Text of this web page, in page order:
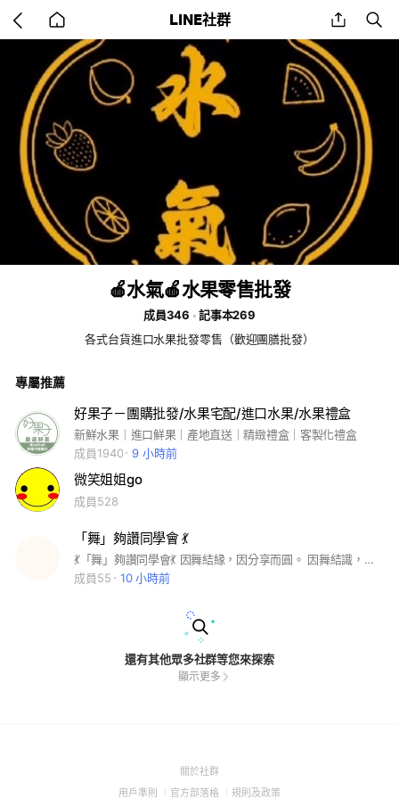
back
to
home
LINE社群 share
🍎水氣🍎水果零售批發
成員346
記事本269
各式台貨進口水果批發零售（歡迎團膳批發）
專屬推薦
好果子－團購批發/水果宅配/進口水果/水果禮盒
新鮮水果｜進口鮮果｜產地直送｜精緻禮盒｜客製化禮盒
成員1940
9 小時前
微笑姐姐go
成員528
「舞」夠讚同學會 💃
💃「舞」夠讚同學會💃 因舞結緣，因分享而圓。 因舞結識，一起共好！ 有夠讚的朋友， 有夠讚的好物， 有夠讚的情誼。 一起分享生活、 一起發現好物、 一起省錢比價、 一起避雷防詐、 一起分享健康、 一起熱心公益、 一起聊天歡笑、 一起相聚聯誼。 希望大家因為相識而成為朋友， 因為互助而更加信任， 因為分享而讓生活更美好。 這裡不只是社群， 更是一個充滿歡笑、互助、信任與溫暖的大家庭。❤️ 💝 社群精神 分享不藏私｜互助不旁觀 省錢更省心｜共好更幸福 🌸 溫馨提醒 本社群採推薦邀請制， 需由現有成員推薦加入， 讓我們一起守護這份信任、情誼與「舞」夠讚的精神。
成員55
10 小時前
還有其他眾多社群等您來探索
顯示更多
關於社群(Open
用戶準則 (Open
官方部落格 (Open
規則及政策(Open